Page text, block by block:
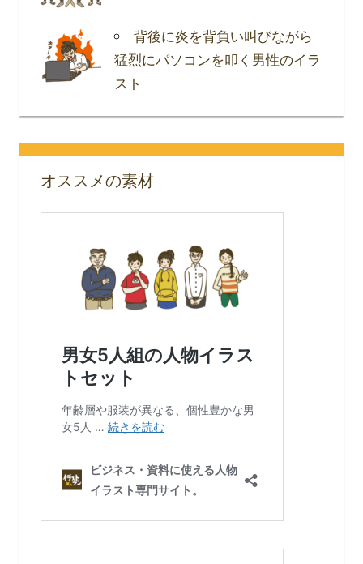
背後に炎を背負い叫びながら
猛烈にパソコンを叩く男性のイラ
スト
オススメの素材